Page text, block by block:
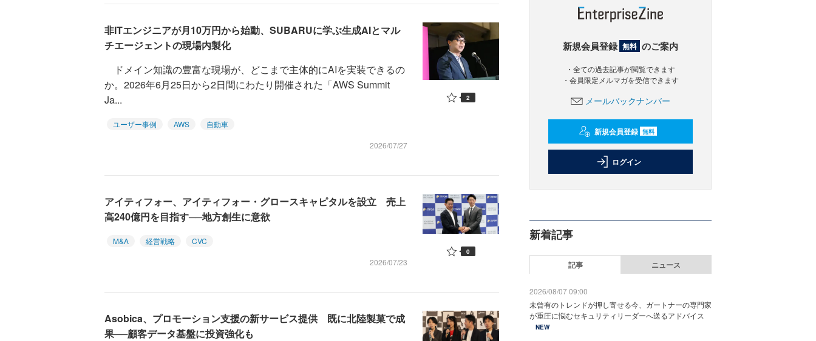
非ITエンジニアが月10万円から始動、SUBARUに学ぶ生成AIとマル
チエージェントの現場内製化
ドメイン知識の豊富な現場が、どこまで主体的にAIを実装できるの
か。2026年6月25日から2日間にわたり開催された「AWS Summit
Ja...
ユーザー事例 AWS 自動車
2026/07/27
2
アイティフォー、アイティフォー・グロースキャピタルを設立 売上
高240億円を目指す──地方創生に意欲
M&A 経営戦略 CVC
2026/07/23
0
Asobica、プロモーション支援の新サービス提供 既に北陸製菓で成
果──顧客データ基盤に投資強化も
新規会員登録 無料 のご案内
・全ての過去記事が閲覧できます
・会員限定メルマガを受信できます
メールバックナンバー
新規会員登録 無料
ログイン
新着記事
記事 ニュース
2026/08/07 09:00
未曾有のトレンドが押し寄せる今、ガートナーの専門家
が重圧に悩むセキュリティリーダーへ送るアドバイス
NEW